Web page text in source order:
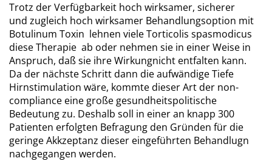
Trotz der Verfügbarkeit hoch wirksamer, sicherer
und zugleich hoch wirksamer Behandlungsoption mit
Botulinum Toxin lehnen viele Torticolis spasmodicus
diese Therapie ab oder nehmen sie in einer Weise in
Anspruch, daß sie ihre Wirkungnicht entfalten kann.
Da der nächste Schritt dann die aufwändige Tiefe
Hirnstimulation wäre, kommte dieser Art der non-
compliance eine große gesundheitspolitische
Bedeutung zu. Deshalb soll in einer an knapp 300
Patienten erfolgten Befragung den Gründen für die
geringe Akkzeptanz dieser eingeführten Behandlugn
nachgegangen werden.